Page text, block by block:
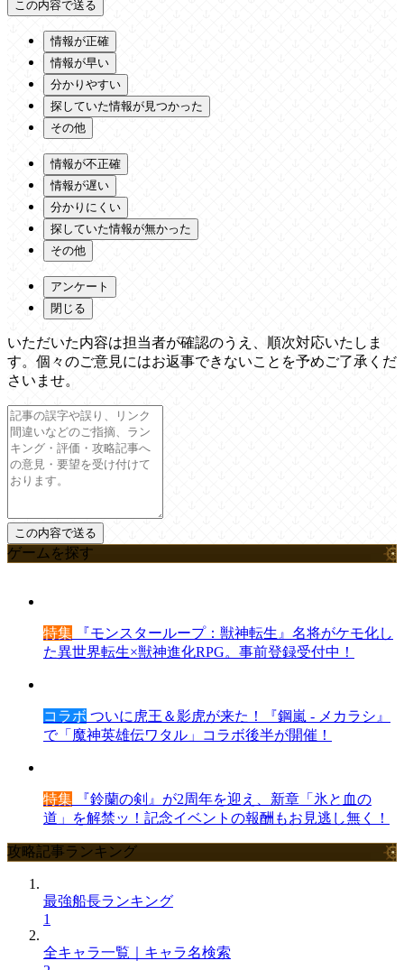
情報が正確
情報が早い
分かりやすい
探していた情報が見つかった
その他
情報が不正確
情報が遅い
分かりにくい
探していた情報が無かった
その他
アンケート
閉じる
いただいた内容は担当者が確認のうえ、順次対応いたしま
す。個々のご意見にはお返事できないことを予めご了承くだ
さいませ。
ゲームを探す
特集 『モンスターループ：獣神転生』名将がケモ化し
た異世界転生×獣神進化RPG。事前登録受付中！
コラボ ついに虎王＆影虎が来た！『鋼嵐 - メカラシ』
で「魔神英雄伝ワタル」コラボ後半が開催！
特集 『鈴蘭の剣』が2周年を迎え、新章「氷と血の
道」を解禁ッ！記念イベントの報酬もお見逃し無く！
攻略記事ランキング
最強船長ランキング
1
全キャラ一覧｜キャラ名検索